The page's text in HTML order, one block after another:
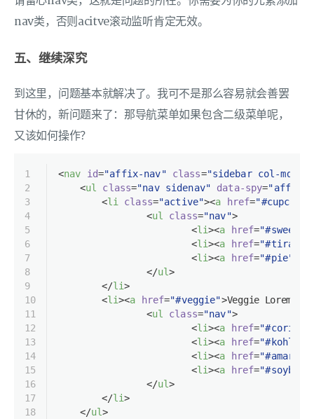
nav类，否则acitve滚动监听肯定无效。
五、继续深究
到这里，问题基本就解决了。我可不是那么容易就会善罢
甘休的，新问题来了：那导航菜单如果包含二级菜单呢，
又该如何操作？
1
2
3
4
5
6
7
8
9
10
11
12
13
14
15
16
17
18
<nav id="affix-nav" class="sidebar col-md-4"
<ul class="nav sidenav" data-spy="affix"
<li class="active"><a href="#cupcake"
<ul class="nav">
<li><a href=
<li><a href=
<li><a href="#pie"
</ul>
</li>
<li><a href="#veggie">Veggie Lorem
<ul class="nav">
<li><a href=
<li><a href=
<li><a href=
<li><a href=
</ul>
</li>
</ul>